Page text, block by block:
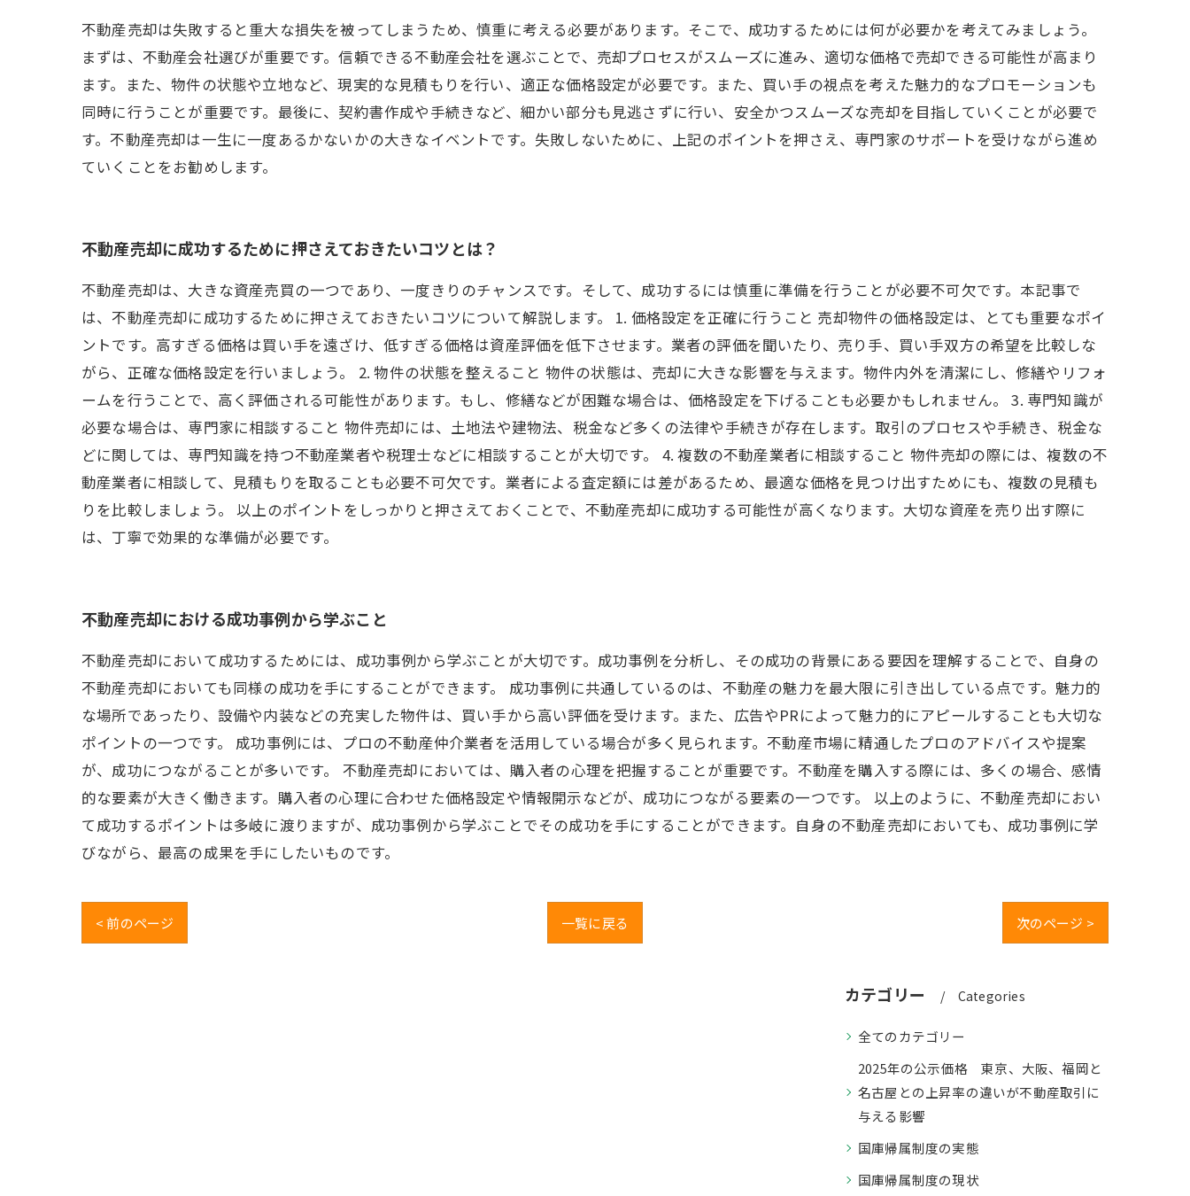
不動産売却は失敗すると重大な損失を被ってしまうため、慎重に考える必要があります。そこで、成功するためには何が必要かを考えてみましょう。
まずは、不動産会社選びが重要です。信頼できる不動産会社を選ぶことで、売却プロセスがスムーズに進み、適切な価格で売却できる可能性が高まり
ます。また、物件の状態や立地など、現実的な見積もりを行い、適正な価格設定が必要です。また、買い手の視点を考えた魅力的なプロモーションも
同時に行うことが重要です。最後に、契約書作成や手続きなど、細かい部分も見逃さずに行い、安全かつスムーズな売却を目指していくことが必要で
す。不動産売却は一生に一度あるかないかの大きなイベントです。失敗しないために、上記のポイントを押さえ、専門家のサポートを受けながら進め
ていくことをお勧めします。
不動産売却に成功するために押さえておきたいコツとは？
不動産売却は、大きな資産売買の一つであり、一度きりのチャンスです。そして、成功するには慎重に準備を行うことが必要不可欠です。本記事で
は、不動産売却に成功するために押さえておきたいコツについて解説します。 1. 価格設定を正確に行うこと 売却物件の価格設定は、とても重要なポイ
ントです。高すぎる価格は買い手を遠ざけ、低すぎる価格は資産評価を低下させます。業者の評価を聞いたり、売り手、買い手双方の希望を比較しな
がら、正確な価格設定を行いましょう。 2. 物件の状態を整えること 物件の状態は、売却に大きな影響を与えます。物件内外を清潔にし、修繕やリフォ
ームを行うことで、高く評価される可能性があります。もし、修繕などが困難な場合は、価格設定を下げることも必要かもしれません。 3. 専門知識が
必要な場合は、専門家に相談すること 物件売却には、土地法や建物法、税金など多くの法律や手続きが存在します。取引のプロセスや手続き、税金な
どに関しては、専門知識を持つ不動産業者や税理士などに相談することが大切です。 4. 複数の不動産業者に相談すること 物件売却の際には、複数の不
動産業者に相談して、見積もりを取ることも必要不可欠です。業者による査定額には差があるため、最適な価格を見つけ出すためにも、複数の見積も
りを比較しましょう。 以上のポイントをしっかりと押さえておくことで、不動産売却に成功する可能性が高くなります。大切な資産を売り出す際に
は、丁寧で効果的な準備が必要です。
不動産売却における成功事例から学ぶこと
不動産売却において成功するためには、成功事例から学ぶことが大切です。成功事例を分析し、その成功の背景にある要因を理解することで、自身の
不動産売却においても同様の成功を手にすることができます。 成功事例に共通しているのは、不動産の魅力を最大限に引き出している点です。魅力的
な場所であったり、設備や内装などの充実した物件は、買い手から高い評価を受けます。また、広告やPRによって魅力的にアピールすることも大切な
ポイントの一つです。 成功事例には、プロの不動産仲介業者を活用している場合が多く見られます。不動産市場に精通したプロのアドバイスや提案
が、成功につながることが多いです。 不動産売却においては、購入者の心理を把握することが重要です。不動産を購入する際には、多くの場合、感情
的な要素が大きく働きます。購入者の心理に合わせた価格設定や情報開示などが、成功につながる要素の一つです。 以上のように、不動産売却におい
て成功するポイントは多岐に渡りますが、成功事例から学ぶことでその成功を手にすることができます。自身の不動産売却においても、成功事例に学
びながら、最高の成果を手にしたいものです。
< 前のページ 一覧に戻る 次のページ >
カテゴリー Categories
全てのカテゴリー
2025年の公示価格 東京、大阪、福岡と
名古屋との上昇率の違いが不動産取引に
与える影響
国庫帰属制度の実態
国庫帰属制度の現状